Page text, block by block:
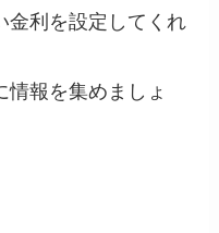
金利を設定してくれ
報を集めましょ